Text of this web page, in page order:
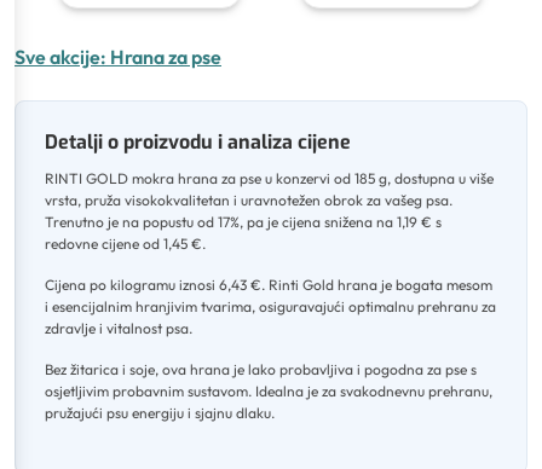
Sve akcije: Hrana za pse
Detalji o proizvodu i analiza cijene
RINTI GOLD mokra hrana za pse u konzervi od 185 g, dostupna u više
vrsta, pruža visokokvalitetan i uravnotežen obrok za vašeg psa.
Trenutno je na popustu od 17%, pa je cijena snižena na 1,19 € s
redovne cijene od 1,45 €.
Cijena po kilogramu iznosi 6,43 €. Rinti Gold hrana je bogata mesom
i esencijalnim hranjivim tvarima, osiguravajući optimalnu prehranu za
zdravlje i vitalnost psa.
Bez žitarica i soje, ova hrana je lako probavljiva i pogodna za pse s
osjetljivim probavnim sustavom. Idealna je za svakodnevnu prehranu,
pružajući psu energiju i sjajnu dlaku.